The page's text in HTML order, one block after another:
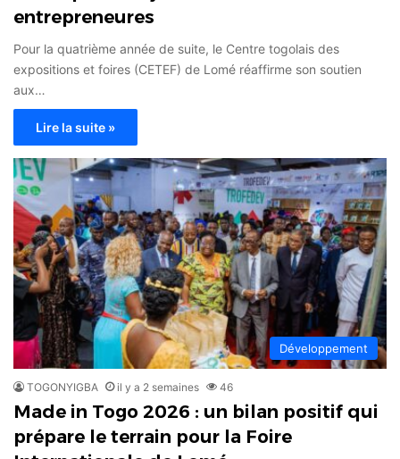
entrepreneures
Pour la quatrième année de suite, le Centre togolais des
expositions et foires (CETEF) de Lomé réaffirme son soutien
aux…
Lire la suite »
Développement
TOGONYIGBA il y a 2 semaines 46
Made in Togo 2026 : un bilan positif qui
prépare le terrain pour la Foire